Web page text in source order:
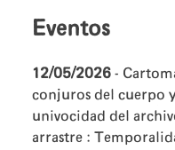
Eventos
12/05/2026 -
conjuros del cuerpo
univocidad del
arrastre :